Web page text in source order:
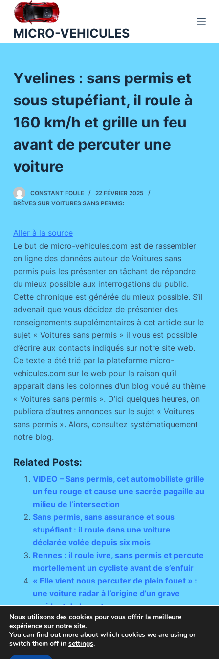
P
u
e
u
MICRO-VEHICULES
Yvelines : sans permis et
sous stupéfiant, il roule à
160 km/h et grille un feu
avant de percuter une
voiture
CONSTANT FOULE
22 FÉVRIER 2025
BRÈVES SUR VOITURES SANS PERMIS:
Aller à la source
Le but de micro-vehicules.com est de rassembler
en ligne des données autour de Voitures sans
permis puis les présenter en tâchant de répondre
du mieux possible aux interrogations du public.
Cette chronique est générée du mieux possible. S’il
advenait que vous décidez de présenter des
renseignements supplémentaires à cet article sur le
sujet « Voitures sans permis » il vous est possible
d’écrire aux contacts indiqués sur notre site web.
Ce texte a été trié par la plateforme micro-
vehicules.com sur le web pour la raison qu’il
apparait dans les colonnes d’un blog voué au thème
« Voitures sans permis ». D’ici quelques heures, on
publiera d’autres annonces sur le sujet « Voitures
sans permis ». Alors, consultez systématiquement
notre blog.
Related Posts:
VIDEO – Sans permis, cet automobiliste grille
un feu rouge et cause une sacrée pagaille au
milieu de l’intersection
Sans permis, sans assurance et sous
stupéfiant : il roule dans une voiture
déclarée volée depuis six mois
Rennes : il roule ivre, sans permis et percute
mortellement un cycliste avant de s’enfuir
« Elle vient nous percuter de plein fouet » :
une voiture radar à l’origine d’un grave
accident de la route
Copyright © 2026 - Thème WordPress par
Nous utilisons des cookies pour vous offrir la meilleure
expérience sur notre site.
You can find out more about which cookies we are using or
switch them off in settings.